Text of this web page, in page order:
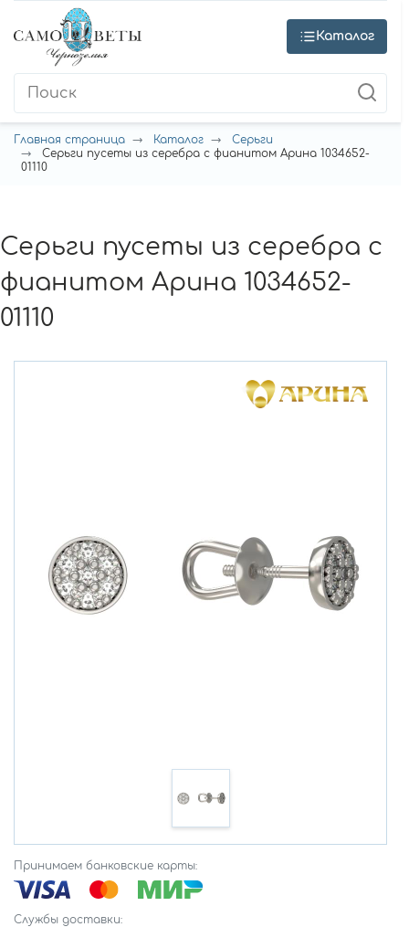
Каталог
Главная страница Каталог
Серьги
Серьги пусеты из серебра с фианитом Арина 1034652-
01110
Серьги пусеты из серебра с
фианитом Арина 1034652-
01110
Принимаем банковские карты:
Службы доставки: